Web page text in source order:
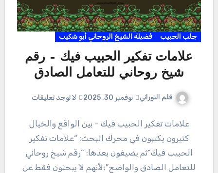
جلب الحبيب فضيلة الشيخ الروحاني أبو شكيب
علامات تفكير الحبيب فيك – رقم
شيخ روحاني للتعامل الصادق
قلم النوراني نوفمبر 30, 2025 لا توجد تعليقات
علامات تفكير الحبيب فيك – بين الواقع والخيال
كثيرون يكتبون في محرك البحث: “علامات تفكير
الحبيب فيك”ثم يضيفون بعدها: “رقم شيخ روحاني
للتعامل الصادق والواضح”؛لأنهم لا يبحثون فقط عن